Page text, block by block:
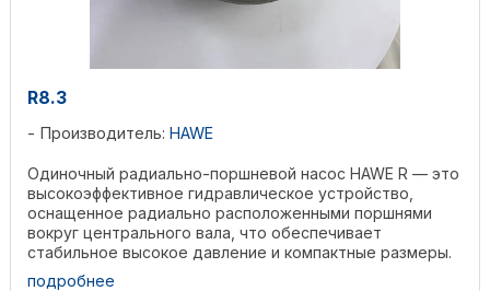
R8.3
Производитель: HAWE
Одиночный радиально-поршневой насос HAWE R — это
высокоэффективное гидравлическое устройство,
оснащенное радиально расположенными поршнями
вокруг центрального вала, что обеспечивает
стабильное высокое давление и компактные размеры.
Изготовленный из ...
подробнее